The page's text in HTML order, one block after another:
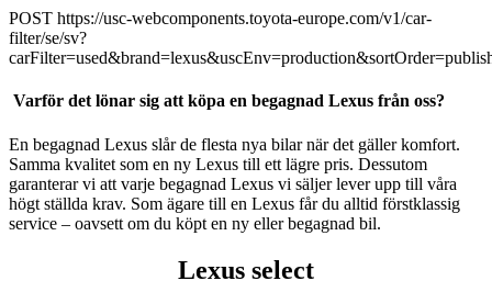
POST https://usc-webcomponents.toyota-europe.com/v1/car-
filter/se/sv?
Varför det lönar sig att köpa en begagnad Lexus från oss?
En begagnad Lexus slår de flesta nya bilar när det gäller komfort.
Samma kvalitet som en ny Lexus till ett lägre pris. Dessutom
garanterar vi att varje begagnad Lexus vi säljer lever upp till våra
högt ställda krav. Som ägare till en Lexus får du alltid förstklassig
service – oavsett om du köpt en ny eller begagnad bil.
Lexus select